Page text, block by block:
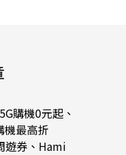
購機0元起、
最高折
遊券、Hami